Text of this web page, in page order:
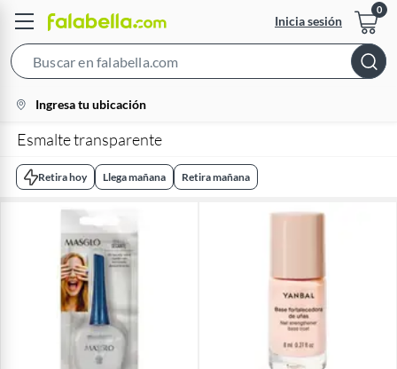
Inicia sesión
Bar
location-
icon
Ingresa tu ubicación
Esmalte transparente
Retira hoy Llega mañana Retira mañana